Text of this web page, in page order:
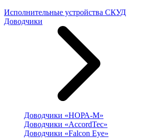
Исполнительные устройства СКУД
Доводчики
Доводчики «НОРА-М»
Доводчики «AccordTec»
Доводчики «Falcon Eye»